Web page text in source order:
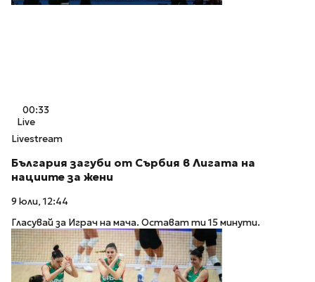
00:33
Live
Livestream
България загуби от Сърбия в Лигата на
нациите за жени
9 юли, 12:44
Гласувай за Играч на мача. Остават ти 15 минути.